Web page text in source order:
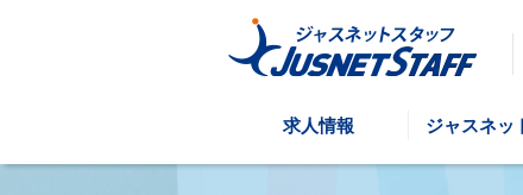
求人情報 ジャスネッ